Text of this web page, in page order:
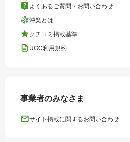
よくあるご質問・お問い合わせ
沖楽とは
クチコミ掲載基準
UGC利用規約
事業者のみなさま
サイト掲載に関するお問い合わせ